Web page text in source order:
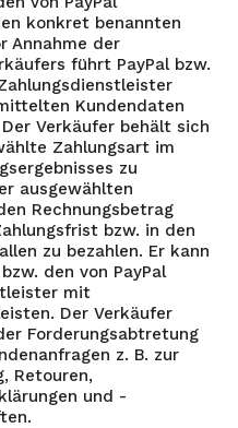
konkret benannten
Annahme der
führt PayPal bzw.
Kundendaten
Verkäufer behält sich
Zahlungsart im
zu
ausgewählten
Rechnungsbetrag
bzw. in den
zu bezahlen. Er kann
den von PayPal
mit
Der Verkäufer
Forderungsabtretung
z. B. zur
Retouren,
und -